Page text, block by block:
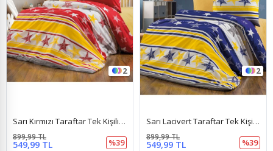
2
Sarı Kırmızı Taraftar Tek Kişilik Nevresim Takımı ( Çarşaf Lastikli ) Sarı Kırmızı
549,99 TL
899,99 TL
%39
2
Sarı Lacivert Taraftar Tek Kişilik Nevresim Takımı ( Çarşaf Lastikli ) Sarı Lacivert
549,99 TL
899,99 TL
%39